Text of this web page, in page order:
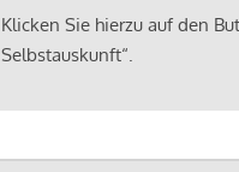
Klicken Sie hierzu auf den
Selbstauskunft“.